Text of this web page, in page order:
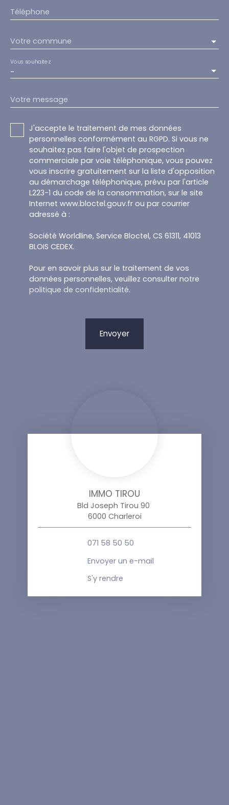
Téléphone
Votre commune
-
Vous souhaitez
Votre message
J'accepte le traitement de mes données
personnelles conformément au RGPD. Si vous ne
souhaitez pas faire l'objet de prospection
commerciale par voie téléphonique, vous pouvez
vous inscrire gratuitement sur la liste d'opposition
au démarchage téléphonique, prévu par l'article
L223-1 du code de la consommation, sur le site
Internet www.bloctel.gouv.fr ou par courrier
adressé à :
Société Worldline, Service Bloctel, CS 61311, 41013
BLOIS CEDEX.
Pour en savoir plus sur le traitement de vos
données personnelles, veuillez consulter notre
politique de confidentialité.
Envoyer
IMMO TIROU
Bld Joseph Tirou 90
6000 Charleroi
071 58 50 50
Envoyer un e-mail
S'y rendre